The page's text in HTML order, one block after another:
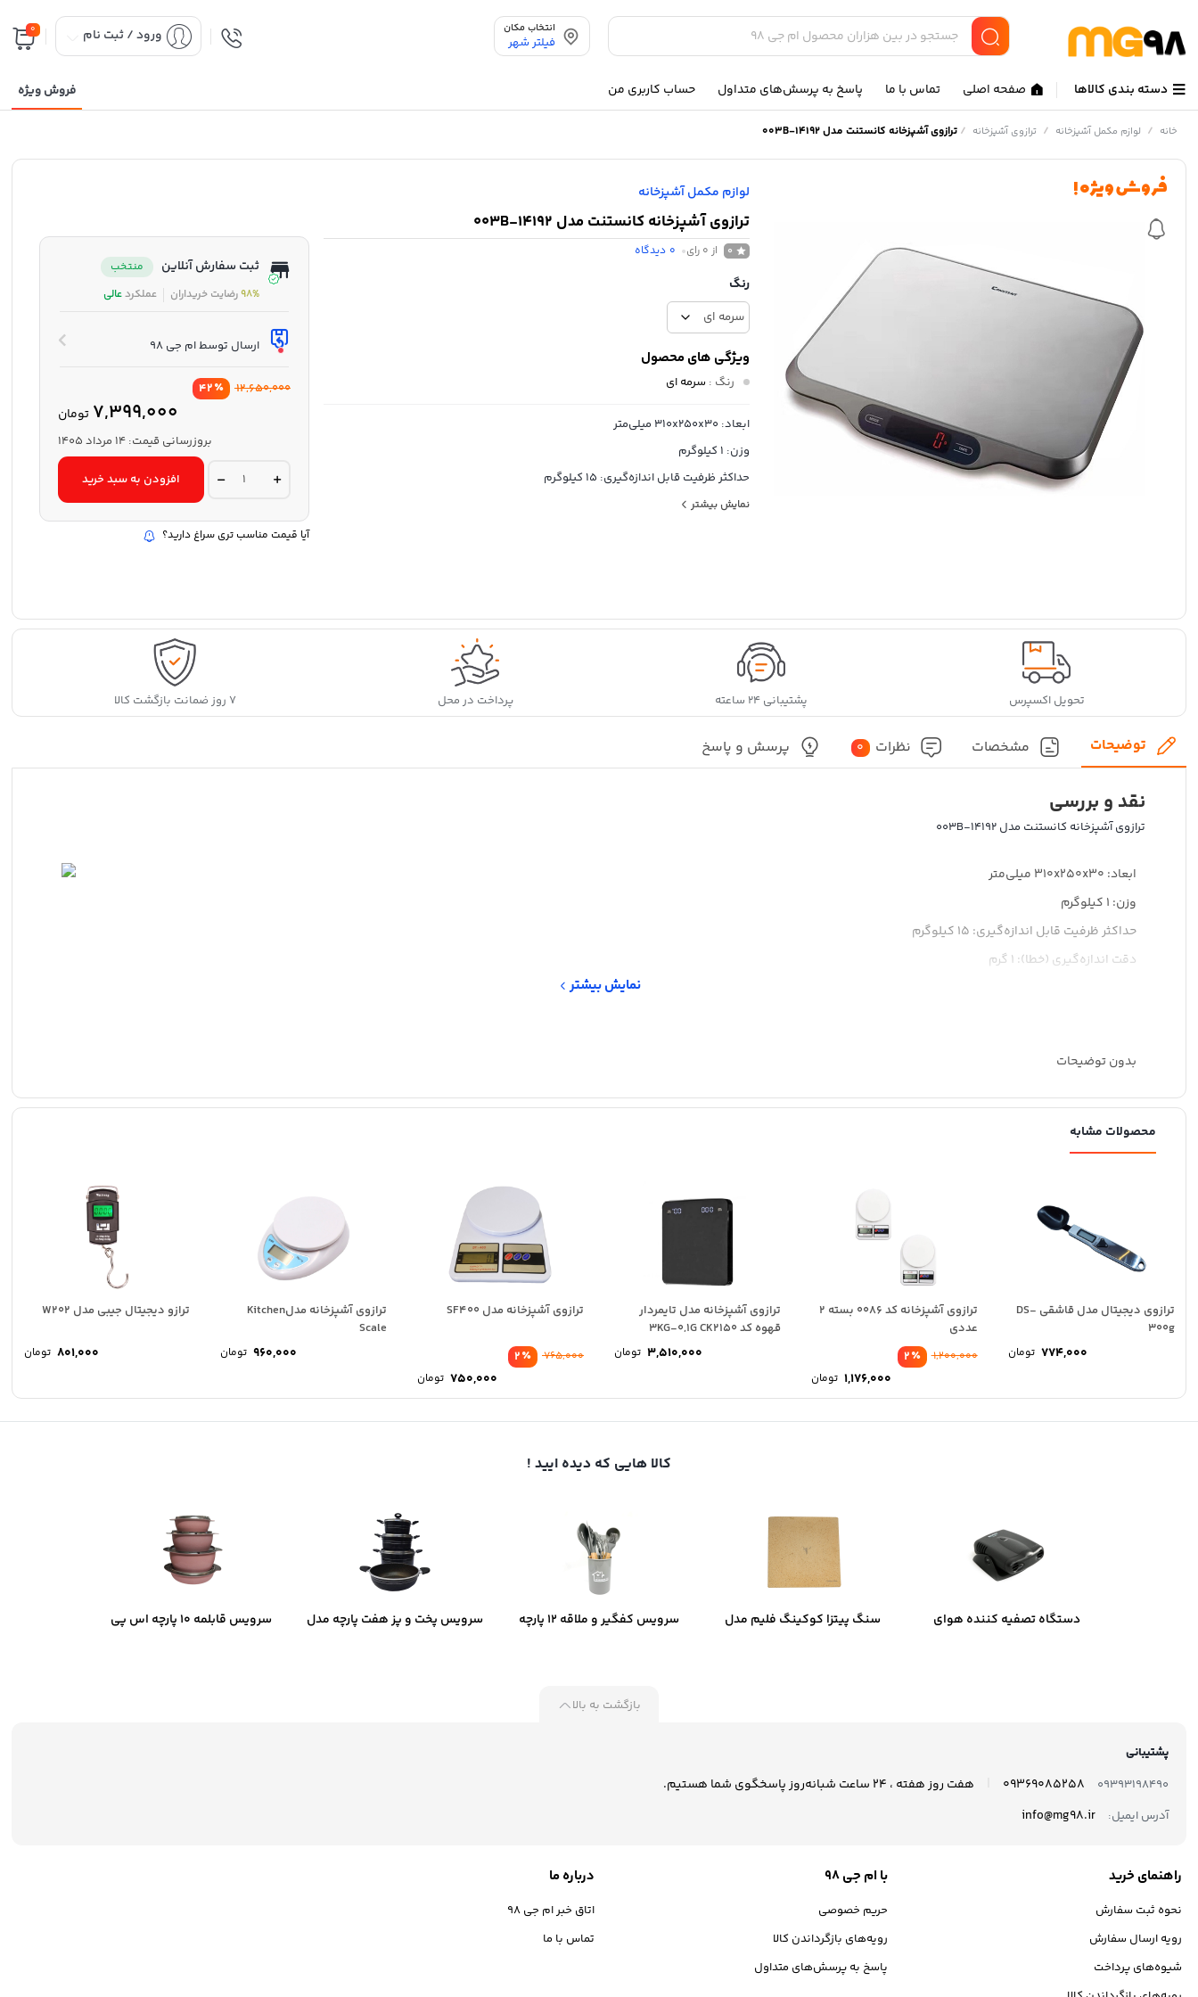
انتخاب مکان
فیلتر شهر ورود / ثبت نام 0
دسته بندی کالاها صفحه اصلی تماس با ما پاسخ به پرسش‌های متداول حساب کاربری من فروش ویژه
خانه / لوازم مکمل آشپزخانه / ترازوی آشپزخانه /ترازوی آشپزخانه کانستنت مدل 14192-003B
فروش ویژه ! لوازم مکمل آشپزخانه
ترازوی آشپزخانه کانستنت مدل 14192-003B
0 از 0 رای 0 دیدگاه
رنگ
ویژگی های محصول
رنگ : سرمه ای
ابعاد: 310x250x30 میلی‌متر
وزن: 1 کیلوگرم
حداکثر ظرفیت قابل اندازه‌گیری: 15 کیلوگرم
دقت اندازه‌گیری (خطا): 1 گرم
نمایش بیشتر
ثبت سفارش آنلاین
منتخب
98%رضایت خریداران عملکردعالی
ارسال توسط ام جی 98
٪42 12,650,000
قیمت
اصلی:
12,650,000 تومان
بود.
7,399,000 تومانفعلی:
7,399,000 بروزرسانی قیمت: 14 مرداد 1405
ترازوی
آشپزخانه
مدل
14192-
003B
افزودن به سبد خرید
آیا قیمت مناسب تری سراغ دارید؟
تحویل اکسپرس پشتیبانی ۲۴ ساعته پرداخت در محل ۷ روز ضمانت بازگشت کالا
توضیحات مشخصات نظرات 0 پرسش و پاسخ
نقد و بررسی
ترازوی آشپزخانه کانستنت مدل 14192-003B
ابعاد: 310x250x30 میلی‌متر
وزن: 1 کیلوگرم
حداکثر ظرفیت قابل اندازه‌گیری: 15 کیلوگرم
دقت اندازه‌گیری (خطا): 1 گرم
نمایش بیشتر
بدون توضیحات
محصولات مشابه
ترازوی دیجیتال مدل قاشقی DS-
300g
774,000 تومان
ترازوی آشپزخانه کد 0086 بسته 2
عددی
٪2 1,200,000
1,176,000 تومان
ترازوی آشپزخانه مدل تایمردار
قهوه کد 3KG-0,1G CK2150
3,510,000 تومان
ترازوی آشپزخانه مدل SF400
٪2 765,000
750,000 تومان
ترازوی آشپزخانه مدلKitchen
Scale
960,000 تومان
ترازو دیجیتال جیبی مدل W202
801,000 تومان
کالا هایی که دیده ایید !
دستگاه تصفیه کننده هوای
سنگ پیتزا کوکینگ فلیم مدل
سرویس کفگیر و ملاقه 12 پارچه
سرویس پخت و پز هفت پارچه مدل
سرویس قابلمه ۱۰ پارچه اس پی
بازگشت به بالا
پشتیبانی
09393198490
09369085258 هفت روز هفته ، 24 ساعت شبانه‌روز پاسخگوی شما هستیم.
آدرس ایمیل: info@mg98.ir
راهنمای خرید
نحوه ثبت سفارش
رویه ارسال سفارش
شیوه‌های پرداخت
با ام جی 98
حریم خصوصی
رویه‌های بازگرداندن کالا
پاسخ به پرسش‌های متداول
درباره ما
اتاق خبر ام جی 98
تماس با ما